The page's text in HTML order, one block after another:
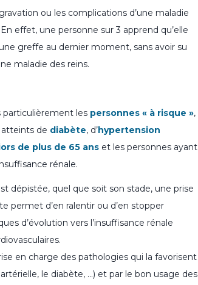
ou les complications d’une maladie
effet, une personne sur 3 apprend qu’elle
greffe au dernier moment, sans avoir su
maladie des reins.
particulièrement les personnes « à risque »,
de diabète, d’hypertension
de plus de 65 ans et les personnes ayant
rénale.
dépistée, quel que soit son stade, une prise
permet d’en ralentir ou d’en stopper
d’évolution vers l’insuffisance rénale
en charge des pathologies qui la favorisent
le diabète, …) et par le bon usage des